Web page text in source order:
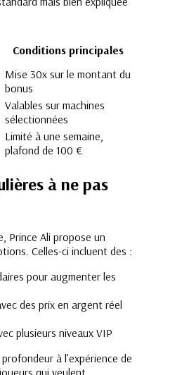
Conditions principales
Mise 30x sur le montant du
bonus
Valables sur machines
sélectionnées
Limité à une semaine,
plafond de 100 €
à ne pas
Prince Ali propose un
Celles-ci incluent des :
pour augmenter les
des prix en argent réel
plusieurs niveaux VIP
à l’expérience de